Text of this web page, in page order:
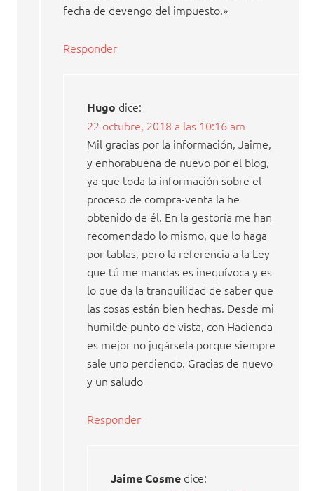
fecha de devengo del impuesto.»
Responder
Hugo dice:
22 octubre, 2018 a las 10:16 am
Mil gracias por la información, Jaime,
y enhorabuena de nuevo por el blog,
ya que toda la información sobre el
proceso de compra-venta la he
obtenido de él. En la gestoría me han
recomendado lo mismo, que lo haga
por tablas, pero la referencia a la Ley
que tú me mandas es inequívoca y es
lo que da la tranquilidad de saber que
las cosas están bien hechas. Desde mi
humilde punto de vista, con Hacienda
es mejor no jugársela porque siempre
sale uno perdiendo. Gracias de nuevo
y un saludo
Responder
Jaime Cosme dice: